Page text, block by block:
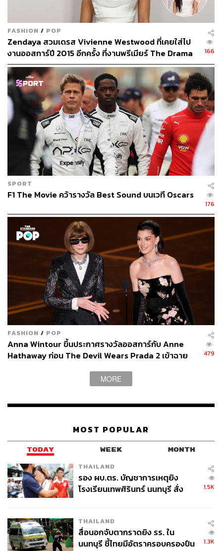
Once Upon a Time in Hollywood
The Irishman
1917 Movie
Oscars 2020 Joker Oscars
80
ABOUT THE AUTHOR
คริสตอฟเฟอร์ สเวนซัน
บรรณาธิการแฟชั่นและคัลเจอร์ต่างประเทศ
FASHION / POP
Zendaya สวมเดรส Vivienne Westwood ที่เคยใส่ไป
งานออสการ์ปี 2015 อีกครั้ง ที่งานพรีเมียร์ The Drama
166
SPORT
F1 The Movie คว้ารางวัล Best Sound บนเวที Oscars
176
FASHION / POP
Anna Wintour ขึ้นประกาศรางวัลออสการ์กับ Anne
Hathaway ก่อน The Devil Wears Prada 2 เข้าฉาย
479
MORE
MOST POPULAR
TODAY WEEK MONTH
THAILAND
รอง ผบ.ตร. บัญชาการเหตุยิง
โรงเรียนเทพศิรินทร์ นนทบุรี สั่ง
1.5K
THAILAND
สื่อนอกจับตากราดยิง รร. ใน
นนทบุรี ชี้ไทยมีอัตราครอบครองปืน
1.3K